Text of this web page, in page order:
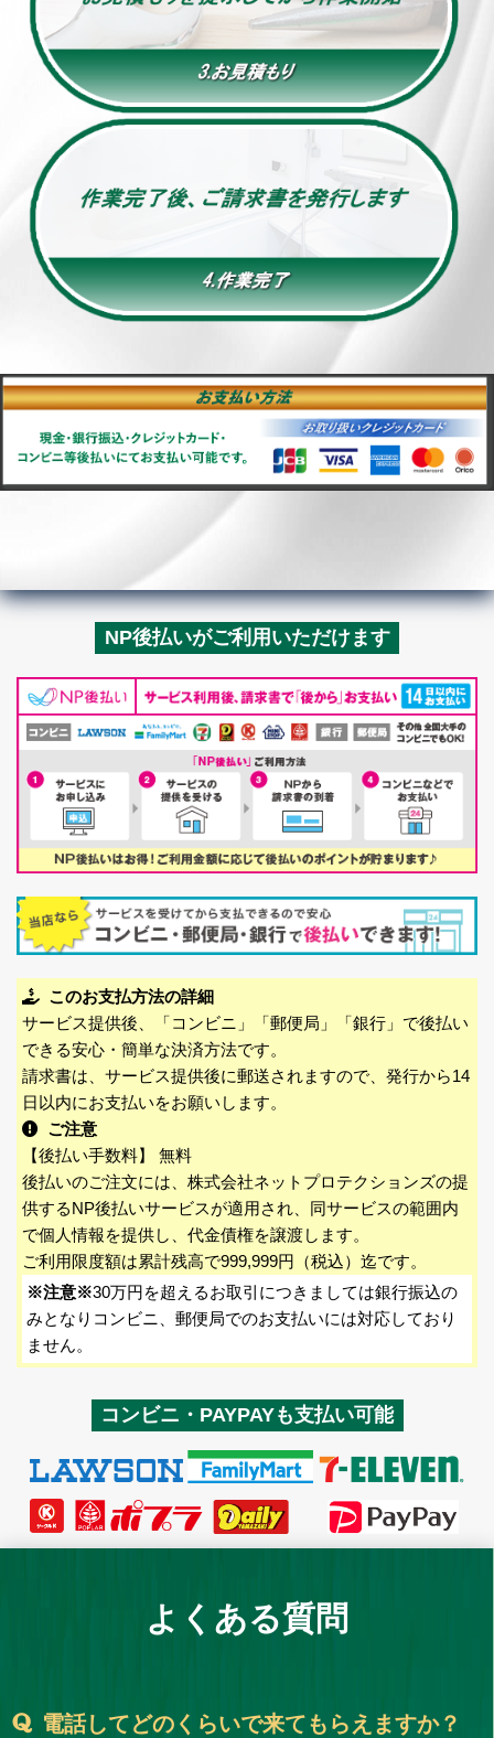
NP後払いがご利用いただけます
このお支払方法の詳細
サービス提供後、「コンビニ」「郵便局」「銀行」で後払い
できる安心・簡単な決済方法です。
請求書は、サービス提供後に郵送されますので、発行から14
日以内にお支払いをお願いします。
ご注意
【後払い手数料】 無料
後払いのご注文には、株式会社ネットプロテクションズの提
供するNP後払いサービスが適用され、同サービスの範囲内
で個人情報を提供し、代金債権を譲渡します。
ご利用限度額は累計残高で999,999円（税込）迄です。
※注意※30万円を超えるお取引につきましては銀行振込の
みとなりコンビニ、郵便局でのお支払いには対応しており
ません。
コンビニ・PAYPAYも支払い可能
よくある質問
電話してどのくらいで来てもらえますか？